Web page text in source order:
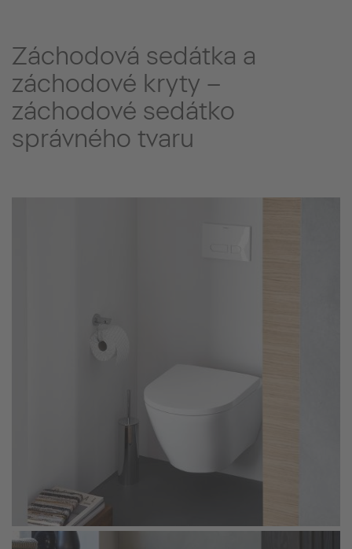
Záchodová sedátka a
záchodové kryty –
záchodové sedátko
správného tvaru